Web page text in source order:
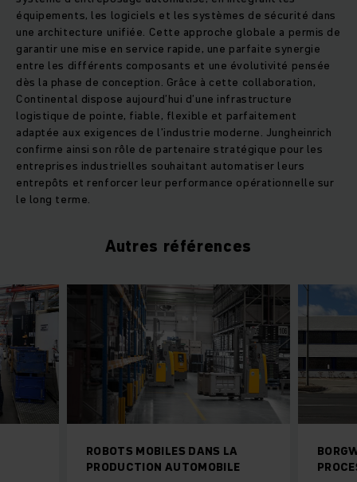
équipements, les logiciels et les systèmes de sécurité dans
une architecture unifiée. Cette approche globale a permis de
garantir une mise en service rapide, une parfaite synergie
entre les différents composants et une évolutivité pensée
dès la phase de conception. Grâce à cette collaboration,
Continental dispose aujourd’hui d’une infrastructure
logistique de pointe, fiable, flexible et parfaitement
adaptée aux exigences de l’industrie moderne. Jungheinrich
confirme ainsi son rôle de partenaire stratégique pour les
entreprises industrielles souhaitant automatiser leurs
entrepôts et renforcer leur performance opérationnelle sur
le long terme.
Autres références
ROBOTS MOBILES DANS LA
PRODUCTION AUTOMOBILE